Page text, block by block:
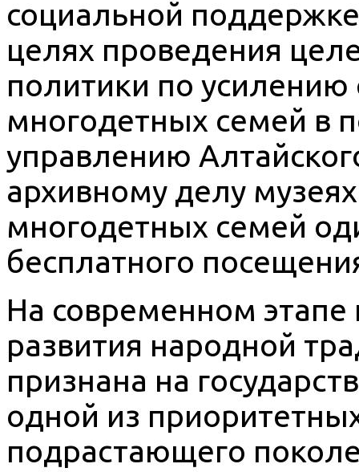
социальной
целях проведения
политики по
многодетных семей в
управлению
архивному делу
многодетных семей
бесплатного
На современном
развития народной
признана на
одной из
подрастающего